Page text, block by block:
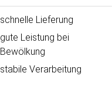
schnelle Lieferung
gute Leistung bei
Bewölkung
stabile Verarbeitung